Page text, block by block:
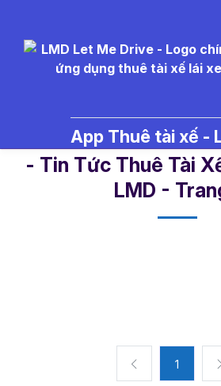
App Thuê tài xế -
- Tin Tức Thuê Tài
LMD -
1